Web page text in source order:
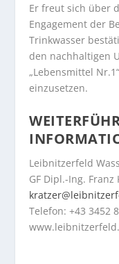
Er freut sich über
Engagement der
Trinkwasser
den nachhaltigen
„Lebensmittel
einzusetzen.
Leibnitzerfeld
GF Dipl.-Ing. Franz
Telefon: +43 3452